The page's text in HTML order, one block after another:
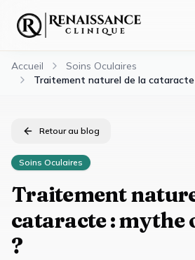
Accueil
Soins Oculaires
Traitement naturel de la
Retour au blog
Soins Oculaires
Traitement
cataracte : mythe
?